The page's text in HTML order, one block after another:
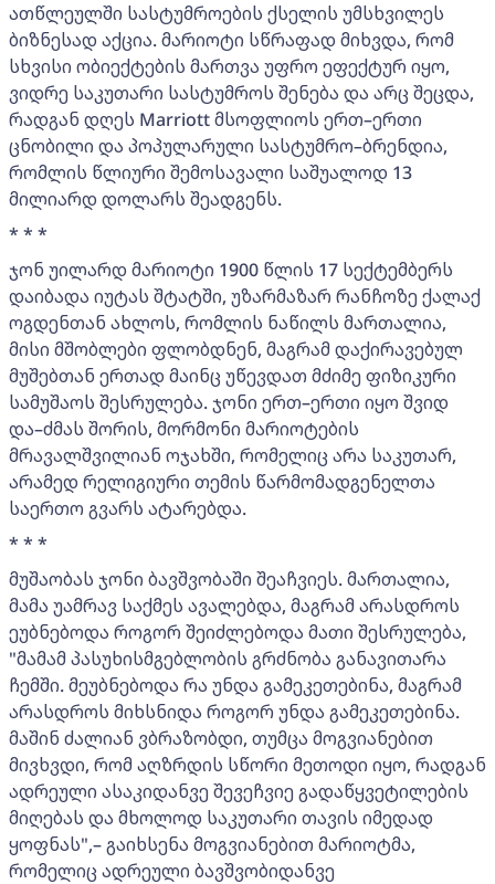
ათწლეულში სასტუმროების ქსელის უმსხვილეს
ბიზნესად აქცია. მარიოტი სწრაფად მიხვდა, რომ
სხვისი ობიექტების მართვა უფრო ეფექტურ იყო,
ვიდრე საკუთარი სასტუმროს შენება და არც შეცდა,
რადგან დღეს Marriott მსოფლიოს ერთ–ერთი
ცნობილი და პოპულარული სასტუმრო–ბრენდია,
რომლის წლიური შემოსავალი საშუალოდ 13
მილიარდ დოლარს შეადგენს.
* * *
ჯონ უილარდ მარიოტი 1900 წლის 17 სექტემბერს
დაიბადა იუტას შტატში, უზარმაზარ რანჩოზე ქალაქ
ოგდენთან ახლოს, რომლის ნაწილს მართალია,
მისი მშობლები ფლობდნენ, მაგრამ დაქირავებულ
მუშებთან ერთად მაინც უწევდათ მძიმე ფიზიკური
სამუშაოს შესრულება. ჯონი ერთ–ერთი იყო შვიდ
და–ძმას შორის, მორმონი მარიოტების
მრავალშვილიან ოჯახში, რომელიც არა საკუთარ,
არამედ რელიგიური თემის წარმომადგენელთა
საერთო გვარს ატარებდა.
* * *
მუშაობას ჯონი ბავშვობაში შეაჩვიეს. მართალია,
მამა უამრავ საქმეს ავალებდა, მაგრამ არასდროს
ეუბნებოდა როგორ შეიძლებოდა მათი შესრულება,
"მამამ პასუხისმგებლობის გრძნობა განავითარა
ჩემში. მეუბნებოდა რა უნდა გამეკეთებინა, მაგრამ
არასდროს მიხსნიდა როგორ უნდა გამეკეთებინა.
მაშინ ძალიან ვბრაზობდი, თუმცა მოგვიანებით
მივხვდი, რომ აღზრდის სწორი მეთოდი იყო, რადგან
ადრეული ასაკიდანვე შევეჩვიე გადაწყვეტილების
მიღებას და მხოლოდ საკუთარი თავის იმედად
ყოფნას",– გაიხსენა მოგვიანებით მარიოტმა,
რომელიც ადრეული ბავშვობიდანვე